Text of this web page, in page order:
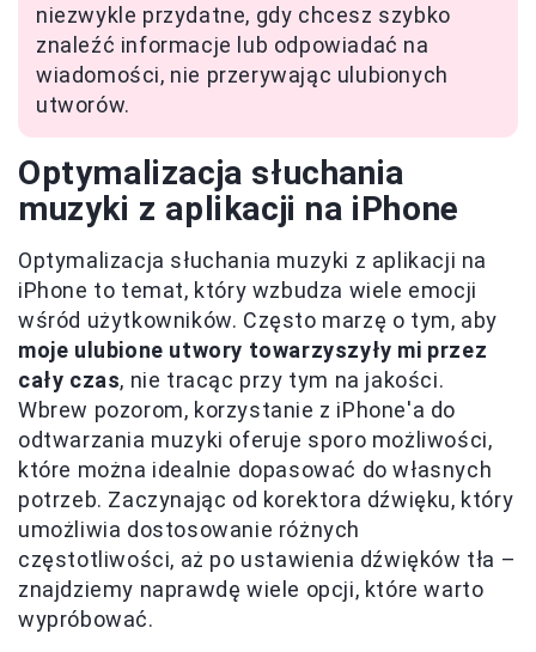
niezwykle przydatne, gdy chcesz szybko
znaleźć informacje lub odpowiadać na
wiadomości, nie przerywając ulubionych
utworów.
Optymalizacja słuchania
muzyki z aplikacji na iPhone
Optymalizacja słuchania muzyki z aplikacji na
iPhone to temat, który wzbudza wiele emocji
wśród użytkowników. Często marzę o tym, aby
moje ulubione utwory towarzyszyły mi przez
cały czas, nie tracąc przy tym na jakości.
Wbrew pozorom, korzystanie z iPhone'a do
odtwarzania muzyki oferuje sporo możliwości,
które można idealnie dopasować do własnych
potrzeb. Zaczynając od korektora dźwięku, który
umożliwia dostosowanie różnych
częstotliwości, aż po ustawienia dźwięków tła –
znajdziemy naprawdę wiele opcji, które warto
wypróbować.